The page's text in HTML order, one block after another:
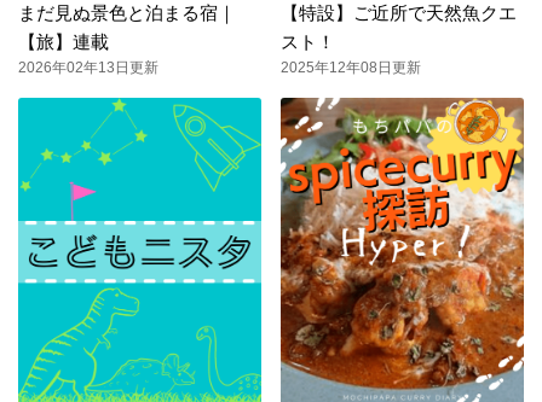
まだ見ぬ景色と泊まる宿｜
【旅】連載
2026年02年13日更新
【特設】ご近所で天然魚クエ
スト！
2025年12年08日更新